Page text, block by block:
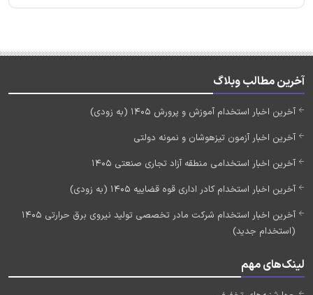
آخرین مطالب وبلاگ
آخرین اخبار استخدام آموزش و پرورش 1405 (به زودی)
آخرین اخبار آزمون تیزهوشان و نمونه دولتی
آخرین اخبار استخدامی منطقه آزاد تجاری صنعتی 1405
آخرین اخبار استخدام کادر اداری قوه قضاییه 1405 (به زودی)
آخرین اخبار استخدام شرکت مادر تخصصی تولید نیروی برق حرارتی 1405
(استخدام جدید)
لینک‌های مهم